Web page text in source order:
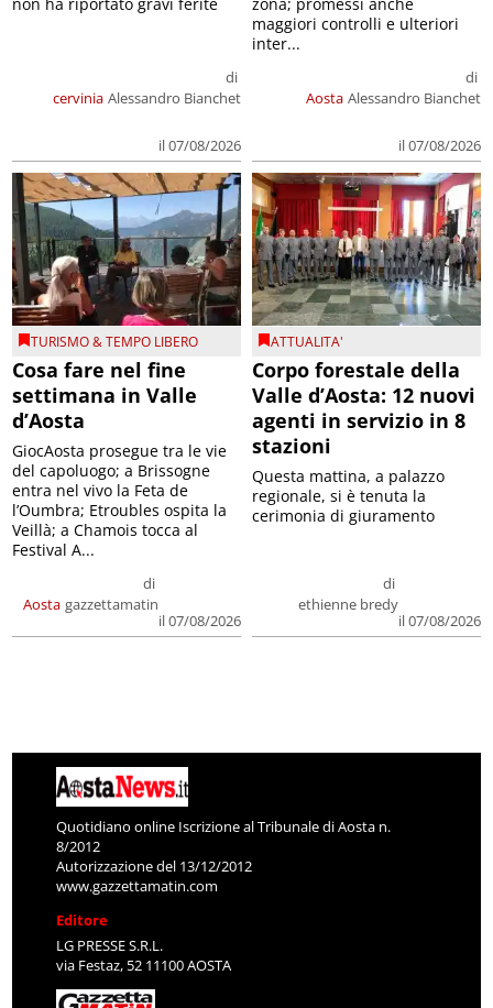
cervinia
di
Alessandro Bianchet
il 07/08/2026
non ha riportato gravi ferite
Aosta
di
Alessandro Bianchet
il 07/08/2026
zona; promessi anche
maggiori controlli e ulteriori
inter...
TURISMO & TEMPO LIBERO
Cosa fare nel fine
settimana in Valle
d’Aosta
Aosta
di
gazzettamatin
il 07/08/2026
GiocAosta prosegue tra le vie
del capoluogo; a Brissogne
entra nel vivo la Feta de
l’Oumbra; Etroubles ospita la
Veillà; a Chamois tocca al
Festival A...
ATTUALITA'
Corpo forestale della
Valle d’Aosta: 12 nuovi
agenti in servizio in 8
stazioni
di
ethienne bredy
il 07/08/2026
Questa mattina, a palazzo
regionale, si è tenuta la
cerimonia di giuramento
Quotidiano online Iscrizione al Tribunale di Aosta n.
8/2012
Autorizzazione del 13/12/2012
www.gazzettamatin.com
Editore
LG PRESSE S.R.L.
via Festaz, 52 11100 AOSTA